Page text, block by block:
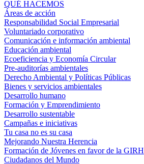
QUÉ HACEMOS
Áreas de acción
Responsabilidad Social Empresarial
Voluntariado corporativo
Comunicación e información ambiental
Educación ambiental
Ecoeficiencia y Economía Circular
Pre-auditorías ambientales
Derecho Ambiental y Políticas Públicas
Bienes y servicios ambientales
Desarrollo humano
Formación y Emprendimiento
Desarrollo sustentable
Campañas e iniciativas
Tu casa no es su casa
Mejorando Nuestra Herencia
Formación de Jóvenes en favor de la GIRH
Ciudadanos del Mundo